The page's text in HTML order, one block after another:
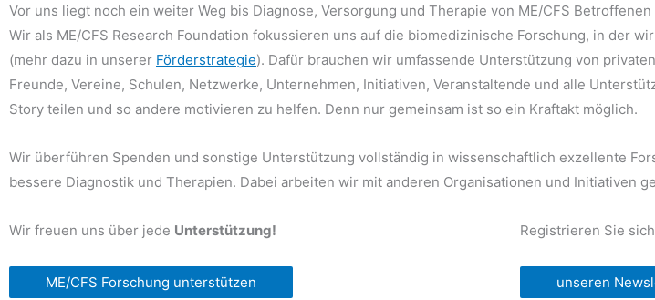
Vor uns liegt noch ein weiter Weg bis Diagnose, Versorgung und Therapie von ME/CFS
Wir als ME/CFS Research Foundation fokussieren uns auf die biomedizinische Forschung, in der
(mehr dazu in unserer Förderstrategie). Dafür brauchen wir umfassende Unterstützung von
Freunde, Vereine, Schulen, Netzwerke, Unternehmen, Initiativen, Veranstaltende und alle
Story teilen und so andere motivieren zu helfen. Denn nur gemeinsam ist so ein Kraftakt möglich.
Wir überführen Spenden und sonstige Unterstützung vollständig in wissenschaftlich exzellente
bessere Diagnostik und Therapien. Dabei arbeiten wir mit anderen Organisationen und Initiativen
Wir freuen uns über jede Unterstützung!
ME/CFS Forschung unterstützen
Registrieren Sie
unseren